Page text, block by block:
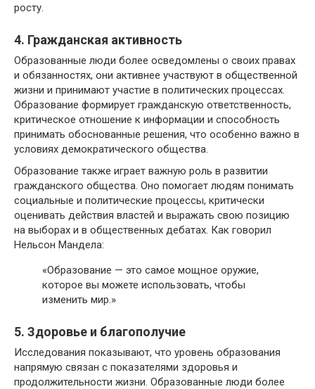
росту.
4. Гражданская активность
Образованные люди более осведомлены о своих правах
и обязанностях, они активнее участвуют в общественной
жизни и принимают участие в политических процессах.
Образование формирует гражданскую ответственность,
критическое отношение к информации и способность
принимать обоснованные решения, что особенно важно в
условиях демократического общества.
Образование также играет важную роль в развитии
гражданского общества. Оно помогает людям понимать
социальные и политические процессы, критически
оценивать действия властей и выражать свою позицию
на выборах и в общественных дебатах. Как говорил
Нельсон Мандела:
«Образование — это самое мощное оружие,
которое вы можете использовать, чтобы
изменить мир.»
5. Здоровье и благополучие
Исследования показывают, что уровень образования
напрямую связан с показателями здоровья и
продолжительности жизни. Образованные люди более